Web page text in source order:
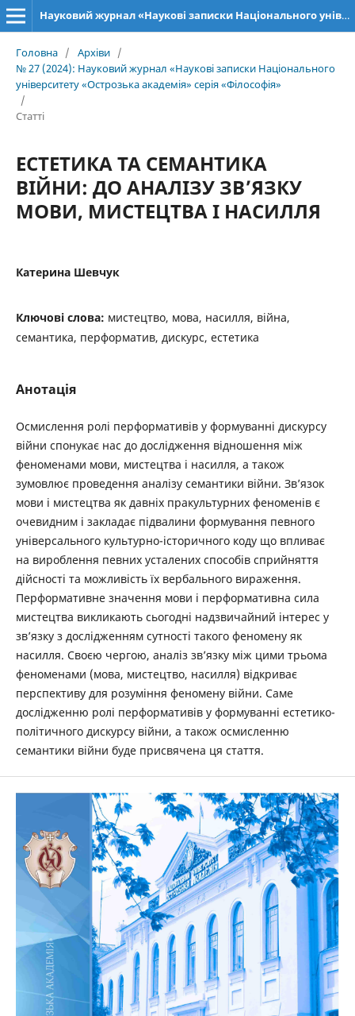
Науковий журнал «Наукові записки Національного університету «Острозька академія»: серія «Філософія»
Головна / Архіви /
№ 27 (2024): Науковий журнал «Наукові записки Національного
університету «Острозька академія» серія «Філософія»
/
Статті
ЕСТЕТИКА ТА СЕМАНТИКА
ВІЙНИ: ДО АНАЛІЗУ ЗВ’ЯЗКУ
МОВИ, МИСТЕЦТВА І НАСИЛЛЯ
Катерина Шевчук
Ключові слова: мистецтво, мова, насилля, війна,
семантика, перформатив, дискурс, естетика
Анотація
Осмислення ролі перформативів у формуванні дискурсу
війни спонукає нас до дослідження відношення між
феноменами мови, мистецтва і насилля, а також
зумовлює проведення аналізу семантики війни. Зв’язок
мови і мистецтва як давніх пракультурних феноменів є
очевидним і закладає підвалини формування певного
універсального культурно-історичного коду що впливає
на вироблення певних усталених способів сприйняття
дійсності та можливість їх вербального вираження.
Перформативне значення мови і перформативна сила
мистецтва викликають сьогодні надзвичайний ­інтерес у
зв’язку з дослідженням сутності такого феномену як
насилля. Своєю чергою, аналіз зв’язку між цими трьома
феноменами (мова, мистецтво, насилля) відкриває
перспективу для розуміння феномену війни. Саме
дослідженню ролі перформативів у формуванні естетико-
політичного дискурсу війни, а також осмисленню
семантики війни буде присвячена ця стаття.